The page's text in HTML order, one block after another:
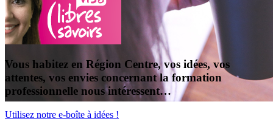
Vous habitez en Région Centre, vos idées, vos
attentes, vos envies concernant la formation
professionnelle nous intéressent…
Utilisez notre e-boîte à idées !